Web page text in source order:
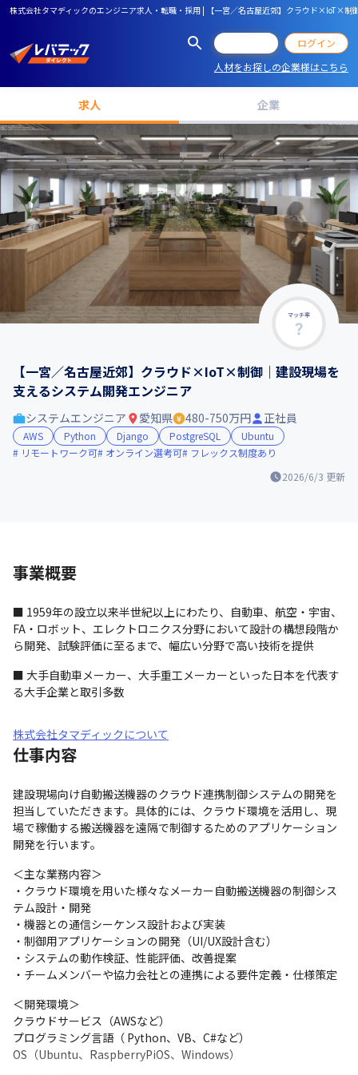
株式会社タマディックのエンジニア求人・転職・採用 | 【一宮／名古屋近郊】クラウド×IoT×制
ログイン
人材をお探しの企業様はこちら
求人 企業
マッチ率
【一宮／名古屋近郊】クラウド×IoT×制御｜建設現場を
支えるシステム開発エンジニア
2026/6/3 更新
システムエンジニア 愛知県 480-750万円 正社員
AWS Python Django PostgreSQL
Ubuntu
リモートワーク可
オンライン選考可 フレックス制度あり
事業概要
■ 1959年の設立以来半世紀以上にわたり、自動車、航空・宇宙、
FA・ロボット、エレクトロニクス分野において設計の構想段階か
ら開発、試験評価に至るまで、幅広い分野で高い技術を提供
■ 大手自動車メーカー、大手重工メーカーといった日本を代表す
る大手企業と取引多数
株式会社タマディックについて
仕事内容
建設現場向け自動搬送機器のクラウド連携制御システムの開発を
担当していただきます。具体的には、クラウド環境を活用し、現
場で稼働する搬送機器を遠隔で制御するためのアプリケーション
開発を行います。
＜主な業務内容＞
・クラウド環境を用いた様々なメーカー自動搬送機器の制御シス
テム設計・開発
・機器との通信シーケンス設計および実装
・制御用アプリケーションの開発（UI/UX設計含む）
・システムの動作検証、性能評価、改善提案
・チームメンバーや協力会社との連携による要件定義・仕様策定
＜開発環境＞
クラウドサービス（AWSなど）
プログラミング言語（ Python、VB、C#など）
OS（Ubuntu、RaspberryPiOS、Windows）